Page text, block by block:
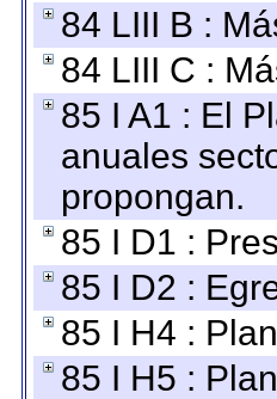
84 LIII B :
84 LIII C :
85 I A1 : El
anuales
propongan.
85 I D1 :
85 I D2 :
85 I H4 :
85 I H5 :